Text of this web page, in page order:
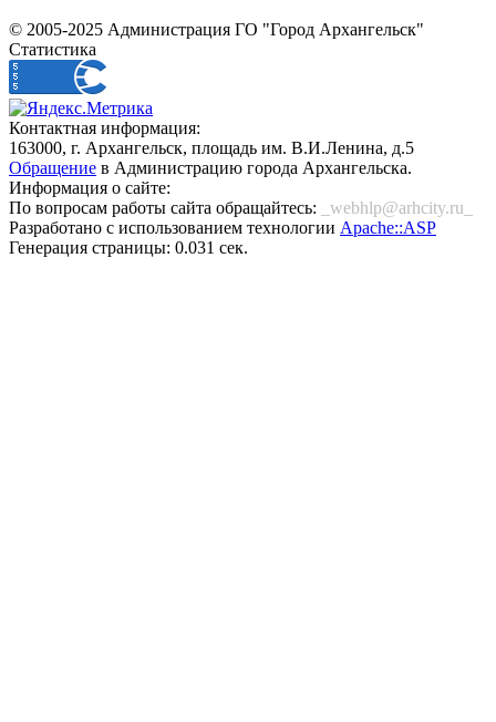
© 2005-2025 Администрация ГО "Город Архангельск"
Статистика
Контактная информация:
163000, г. Архангельск, площадь им. В.И.Ленина, д.5
Обращение в Администрацию города Архангельска.
Информация о сайте:
По вопросам работы сайта обращайтесь:
_webhlp@arhcity.ru_
Разработано с использованием технологии Apache::ASP
Генерация страницы: 0.031 сек.